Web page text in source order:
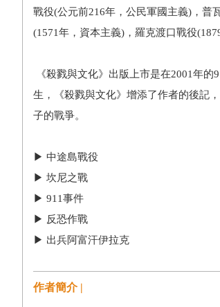
戰役(公元前216年，公民軍國主義)，普
(1571年，資本主義)，羅克渡口戰役
《殺戮與文化》出版上市是在2001年
生，《殺戮與文化》增添了作者的後記
子的戰爭。
▶ 中途島戰役
▶ 坎尼之戰
▶ 911事件
▶ 反恐作戰
▶ 出兵阿富汗伊拉克
作者簡介 |